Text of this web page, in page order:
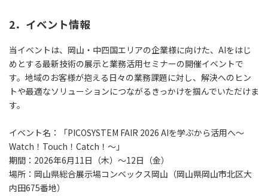
2．イベント情報
当イベントは、岡山・中四国エリアの企業様に向けた、AIをはじ
めとする最新技術の展示と業務活用セミナーの開催イベントで
す。地域のお客様が抱える日々の業務課題に対し、解決へのヒン
トや最適なソリューションにつながるきっかけを掴んでいただけま
す。
イベント名：「PICOSYSTEM FAIR 2026 AIを学ぶから活用へ～
Watch！Touch！Catch！～」
期間：2026年6月11日（木）～12日（金）
場所：岡山県総合展示場コンベックス岡山（岡山県岡山市北区大
内田675番地）